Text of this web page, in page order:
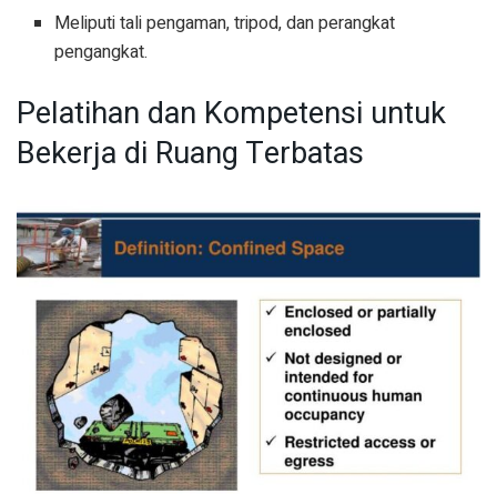
Meliputi tali pengaman, tripod, dan perangkat
pengangkat.
Pelatihan dan Kompetensi untuk
Bekerja di Ruang Terbatas